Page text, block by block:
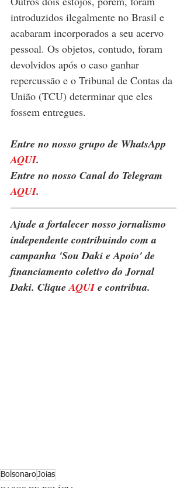
introduzidos ilegalmente no Brasil e
acabaram incorporados a seu acervo
pessoal. Os objetos, contudo, foram
devolvidos após o caso ganhar
repercussão e o Tribunal de Contas da
União (TCU) determinar que eles
fossem entregues.
Entre no nosso grupo de WhatsApp
AQUI.
Entre no nosso Canal do Telegram
AQUI.
Ajude a fortalecer nosso jornalismo
independente contribuindo com a
campanha 'Sou Daki e Apoio' de
financiamento coletivo do Jornal
Daki. Clique AQUI e contribua.
BolsonaroJoias